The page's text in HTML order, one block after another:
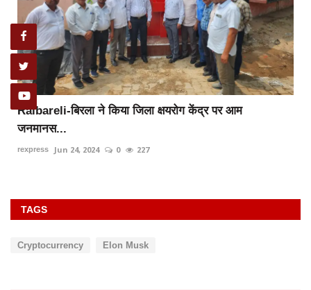
Raibareli-बिरला ने किया जिला क्षयरोग केंद्र पर आम
जनमानस...
rexpress Jun 24, 2024 0 227
TAGS
Cryptocurrency Elon Musk